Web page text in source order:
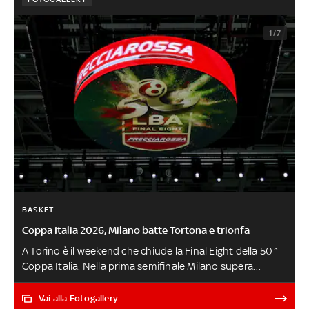
1/7
BASKET
Coppa Italia 2026, Milano batte Tortona e trionfa
A Torino è il weekend che chiude la Final Eight della 50^
Coppa Italia. Nella prima semifinale Milano supera
Brescia con un pirotecnico 106-102 mentre nella
seconda la Virtus Bologna si arrende a Tortona, battuta
Vai alla Fotogallery